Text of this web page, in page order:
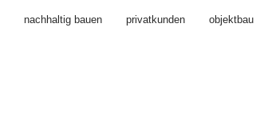
nachhaltig bauen privatkunden objektbau